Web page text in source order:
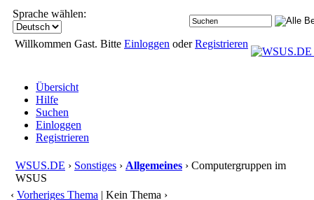
Sprache wählen:
Willkommen Gast. Bitte Einloggen oderRegistrieren
Übersicht
Hilfe
Suchen
Einloggen
Registrieren
WSUS.DE › Sonstiges › Allgemeines › Computergruppen im
WSUS
‹ Vorheriges Thema | Kein Thema ›